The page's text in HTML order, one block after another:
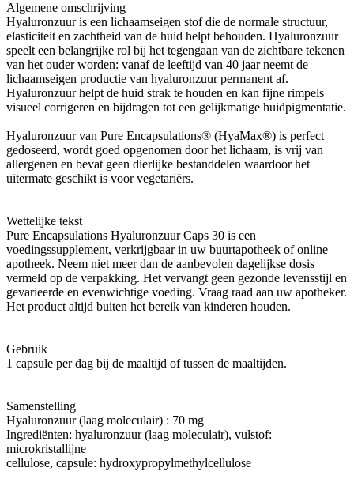
Algemene omschrijving
Hyaluronzuur is een lichaamseigen stof die de normale structuur,
elasticiteit en zachtheid van de huid helpt behouden. Hyaluronzuur
speelt een belangrijke rol bij het tegengaan van de zichtbare tekenen
van het ouder worden: vanaf de leeftijd van 40 jaar neemt de
lichaamseigen productie van hyaluronzuur permanent af.
Hyaluronzuur helpt de huid strak te houden en kan fijne rimpels
visueel corrigeren en bijdragen tot een gelijkmatige huidpigmentatie.
Hyaluronzuur van Pure Encapsulations® (HyaMax®) is perfect
gedoseerd, wordt goed opgenomen door het lichaam, is vrij van
allergenen en bevat geen dierlijke bestanddelen waardoor het
uitermate geschikt is voor vegetariërs.
Wettelijke tekst
Pure Encapsulations Hyaluronzuur Caps 30 is een
voedingssupplement, verkrijgbaar in uw buurtapotheek of online
apotheek. Neem niet meer dan de aanbevolen dagelijkse dosis
vermeld op de verpakking. Het vervangt geen gezonde levensstijl en
gevarieerde en evenwichtige voeding. Vraag raad aan uw apotheker.
Het product altijd buiten het bereik van kinderen houden.
Gebruik
1 capsule per dag bij de maaltijd of tussen de maaltijden.
Samenstelling
Hyaluronzuur (laag moleculair) : 70 mg
Ingrediënten: hyaluronzuur (laag moleculair), vulstof:
microkristallijne
cellulose, capsule: hydroxypropylmethylcellulose